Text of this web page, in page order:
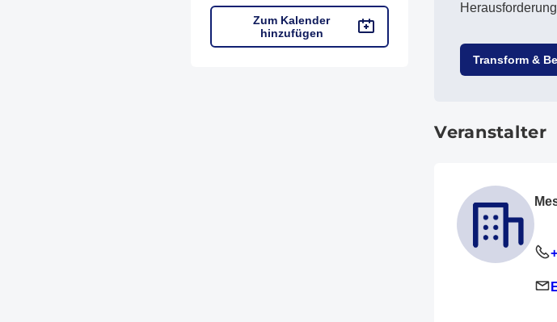
Zum Kalender
hinzufügen
Transform &
Veranstalter